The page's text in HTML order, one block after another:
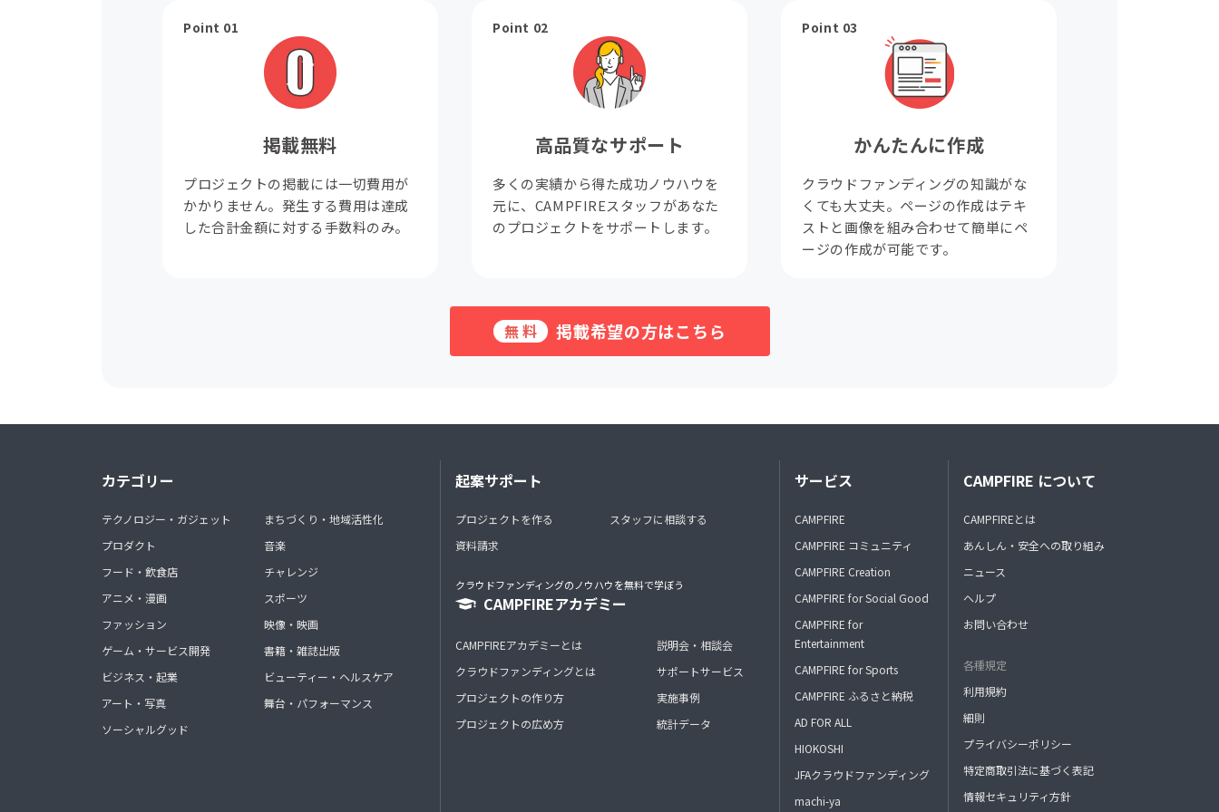
Point 01
掲載無料
プロジェクトの掲載には一切費用が
かかりません。発生する費用は達成
した合計金額に対する手数料のみ。
Point 02
高品質なサポート
多くの実績から得た成功ノウハウを
元に、CAMPFIREスタッフがあなた
のプロジェクトをサポートします。
Point 03
かんたんに作成
クラウドファンディングの知識がな
くても大丈夫。ページの作成はテキ
ストと画像を組み合わせて簡単にペ
ージの作成が可能です。
無料 掲載希望の方はこちら
カテゴリー
テクノロジー・ガジェット
プロダクト
フード・飲食店
アニメ・漫画
ファッション
ゲーム・サービス開発
ビジネス・起業
アート・写真
ソーシャルグッド
まちづくり・地域活性化
音楽
チャレンジ
スポーツ
映像・映画
書籍・雑誌出版
ビューティー・ヘルスケア
舞台・パフォーマンス
起案サポート
プロジェクトを作る
資料請求
スタッフに相談する
クラウドファンディングのノウハウを無料で学ぼう
CAMPFIREアカデミー
CAMPFIREアカデミーとは
クラウドファンディングとは
プロジェクトの作り方
プロジェクトの広め方
説明会・相談会
サポートサービス
実施事例
統計データ
サービス
CAMPFIRE
CAMPFIRE コミュニティ
CAMPFIRE Creation
CAMPFIRE for Social Good
CAMPFIRE for
Entertainment
CAMPFIRE for Sports
CAMPFIRE ふるさと納税
AD FOR ALL
HIOKOSHI
JFAクラウドファンディング
machi-ya
CAMPFIRE について
CAMPFIREとは
あんしん・安全への取り組み
ニュース
ヘルプ
お問い合わせ
各種規定
利用規約
細則
プライバシーポリシー
特定商取引法に基づく表記
情報セキュリティ方針